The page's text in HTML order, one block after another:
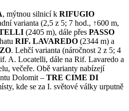
, mýtnou silnicí k RIFUGIO
varianta (2,5 z 5; 7 hod., ↑600 m,
(2405 m), dále přes PASSO
RIF. LAVAREDO (2344 m) a
. Lehčí varianta (náročnost 2 z 5; 4
A. Locatelli, dále na Rif. Lavaredo a
večeře. Obě varianty nabízejí
Dolomit – TRE CIME DI
kde se za I. světové války urputně